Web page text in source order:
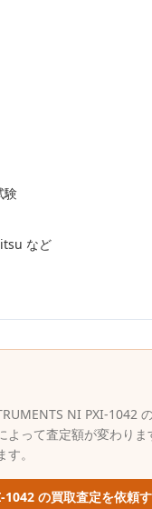
験
など
NI PXI-1042
よって査定額が変わり
。
1042 の買取査定を依頼